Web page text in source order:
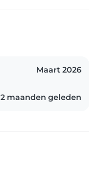
Maart 2026
2 maanden geleden